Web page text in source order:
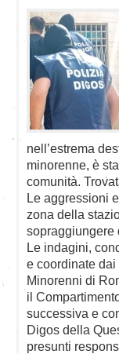
nell’estrema
minorenne, è
comunità.
Le aggressioni
zona della
sopraggiungere
Le indagini,
e coordinate
Minorenni di
il
successiva e
Digos della
presunti